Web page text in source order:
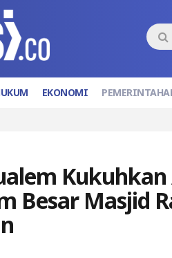
EKONOMI
Kukuhkan
Besar Masjid